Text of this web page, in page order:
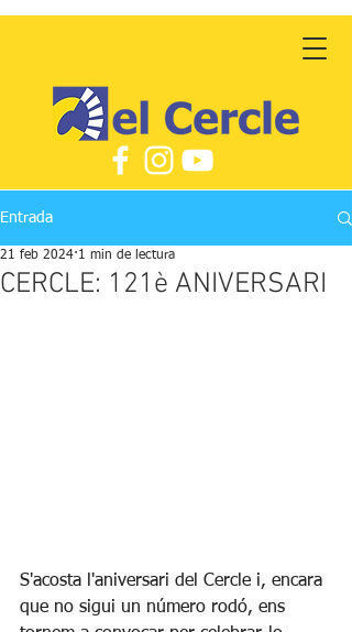
Entrada
CERCLE: 121è ANIVERSARI
21 feb 2024 1 min de lectura
S'acosta l'aniversari del Cercle i, encara
que no sigui un número rodó, ens